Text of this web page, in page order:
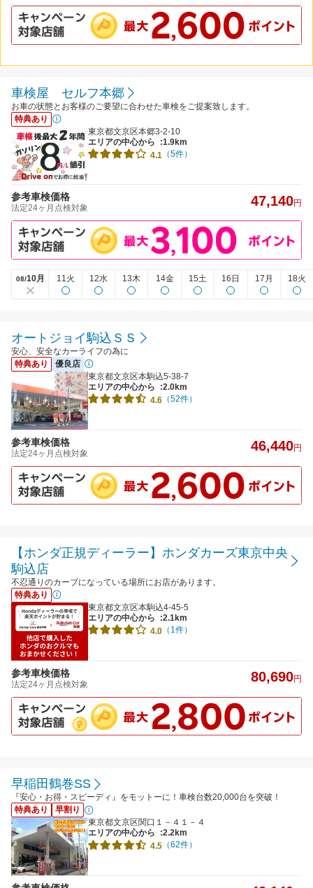
車検屋 セルフ本郷
お車の状態とお客様のご要望に合わせた車検をご提案致します。
特典あり
東京都文京区本郷3-2-10
エリアの中心から
:1.9km
4.1 （5件）
参考車検価格
法定24ヶ月点検対象 47,140円
08/10月 11火 12水 13木 14金 15土 16日 17月 18火
オートジョイ駒込ＳＳ
安心、安全なカーライフの為に
特典あり
優良店
東京都文京区本駒込5-38-7
エリアの中心から
:2.0km
4.6 （52件）
参考車検価格
法定24ヶ月点検対象 46,440円
【ホンダ正規ディーラー】ホンダカーズ東京中央
駒込店
不忍通りのカーブになっている場所にお店があります。
特典あり
東京都文京区本駒込4-45-5
エリアの中心から
:2.1km
4.0 （1件）
参考車検価格
法定24ヶ月点検対象 80,690円
早稲田鶴巻SS
『安心・お得・スピーディ』をモットーに！車検台数20,000台を突破！
特典あり
早割り
東京都文京区関口１－４１－４
エリアの中心から
:2.2km
4.5 （62件）